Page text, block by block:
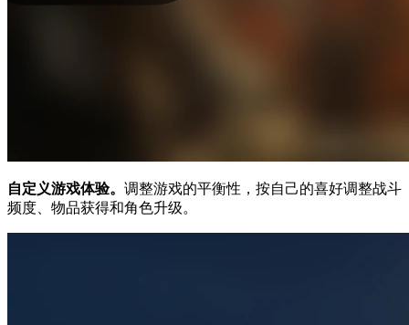
自定义游戏体验。 调整游戏的平衡性，按自己的喜好调整战斗
频度、物品获得和角色升级。